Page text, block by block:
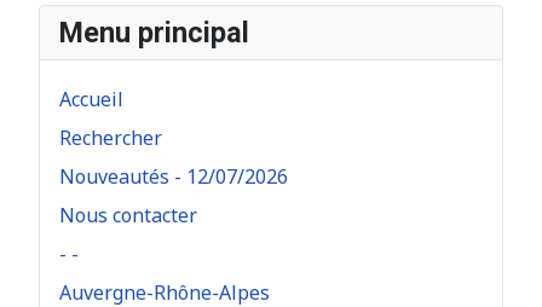
Menu principal
Accueil
Rechercher
Nouveautés - 12/07/2026
Nous contacter
- -
Auvergne-Rhône-Alpes